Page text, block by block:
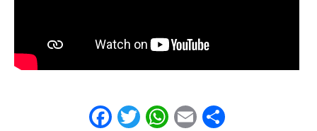
Facebook
Twitter
WhatsApp
EmailShare